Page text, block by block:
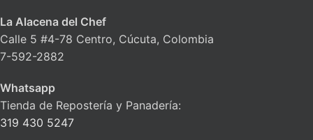
La Alacena del Chef
Calle 5 #4-78 Centro, Cúcuta, Colombia
7-592-2882
Whatsapp
Tienda de Repostería y Panadería:
319 430 5247